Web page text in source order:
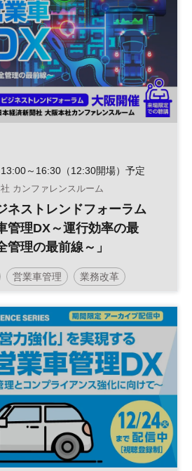
DX
～16:30（12:30開場）予定
カンファレンスルーム
ネストレンドフォーラム
管理DX～運行効率の最
管理の最前線～」
営業車管理 業務改革
ビジネストレンドフォーラム
革 営業支援 生産性向上
DX